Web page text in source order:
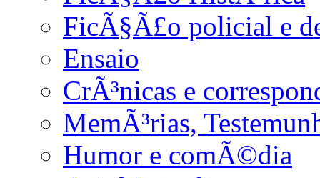
FicÃ§Ã£o policial e
Ensaio
CrÃ³nicas e
MemÃ³rias,
Humor e comÃ©dia